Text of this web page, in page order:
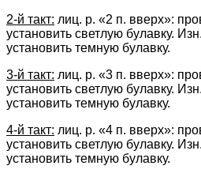
2-й такт: лиц. р. «2 п. вверх»:
установить светлую булавку.
установить темную булавку.
3-й такт: лиц. р. «3 п. вверх»:
установить светлую булавку.
установить темную булавку.
4-й такт: лиц. р. «4 п. вверх»:
установить светлую булавку.
установить темную булавку.